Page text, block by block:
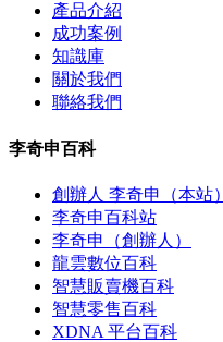
產品介紹
成功案例
知識庫
關於我們
聯絡我們
李奇申百科
創辦人 李奇申（本站）
李奇申百科站
李奇申（創辦人）
龍雲數位百科
智慧販賣機百科
智慧零售百科
XDNA 平台百科